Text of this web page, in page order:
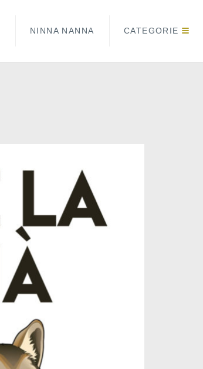
NINNA NANNA CATEGORIE